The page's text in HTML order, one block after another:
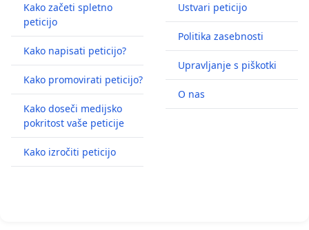
Kako začeti spletno
peticijo
Kako napisati peticijo?
Kako promovirati peticijo?
Kako doseči medijsko
pokritost vaše peticije
Kako izročiti peticijo
Ustvari peticijo
Politika zasebnosti
Upravljanje s piškotki
O nas